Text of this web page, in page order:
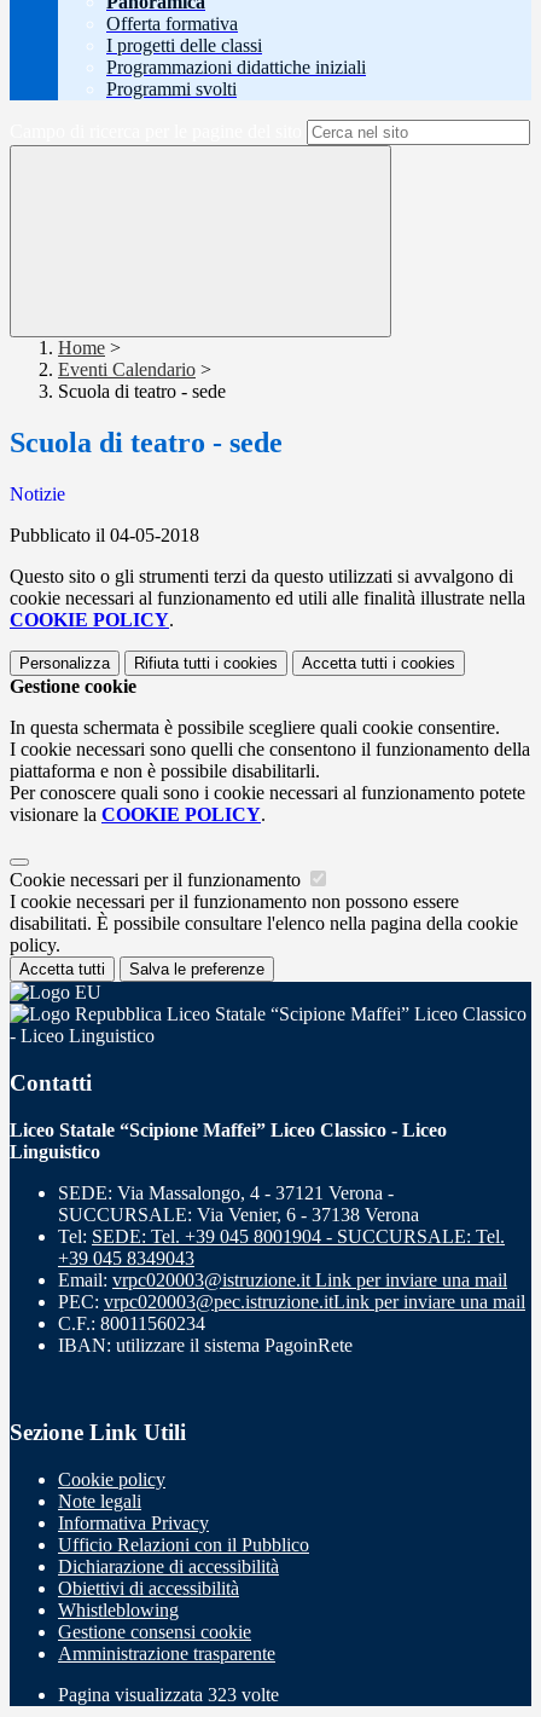
Offerta formativa
I progetti delle classi
Programmazioni didattiche iniziali
Programmi svolti
Home >
Eventi Calendario >
Scuola di teatro - sede
Scuola di teatro - sede
Notizie
Pubblicato il 04-05-2018
Questo sito o gli strumenti terzi da questo utilizzati si avvalgono di
cookie necessari al funzionamento ed utili alle finalità illustrate nella
COOKIE POLICY.
Personalizza Rifiuta tutti i cookies Accetta tutti i cookies
Gestione cookie
In questa schermata è possibile scegliere quali cookie consentire.
I cookie necessari sono quelli che consentono il funzionamento della
piattaforma e non è possibile disabilitarli.
Per conoscere quali sono i cookie necessari al funzionamento potete
visionare la COOKIE POLICY.
Cookie necessari per il funzionamento
I cookie necessari per il funzionamento non possono essere
disabilitati. È possibile consultare l'elenco nella pagina della cookie
policy.
Accetta tutti Salva le preferenze
Liceo Statale “Scipione Maffei” Liceo Classico
- Liceo Linguistico
Contatti
Liceo Statale “Scipione Maffei” Liceo Classico - Liceo
Linguistico
SEDE: Via Massalongo, 4 - 37121 Verona -
SUCCURSALE: Via Venier, 6 - 37138 Verona
Tel: SEDE: Tel. +39 045 8001904 - SUCCURSALE: Tel.
+39 045 8349043
Email: vrpc020003@istruzione.it Link per inviare una mail
PEC: vrpc020003@pec.istruzione.itLink per inviare una mail
C.F.: 80011560234
IBAN: utilizzare il sistema PagoinRete
Sezione Link Utili
Cookie policy
Note legali
Informativa Privacy
Ufficio Relazioni con il Pubblico
Dichiarazione di accessibilità
Obiettivi di accessibilità
Whistleblowing
Gestione consensi cookie
Amministrazione trasparente
Pagina visualizzata 323 volte